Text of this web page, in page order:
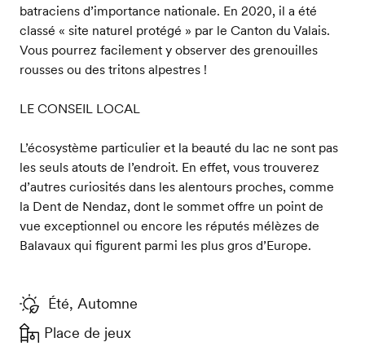
batraciens d’importance nationale. En 2020, il a été
classé « site naturel protégé » par le Canton du Valais.
Vous pourrez facilement y observer des grenouilles
rousses ou des tritons alpestres !
LE CONSEIL LOCAL
L’écosystème particulier et la beauté du lac ne sont pas
les seuls atouts de l’endroit. En effet, vous trouverez
d’autres curiosités dans les alentours proches, comme
la Dent de Nendaz, dont le sommet offre un point de
vue exceptionnel ou encore les réputés mélèzes de
Balavaux qui figurent parmi les plus gros d’Europe.
Été, Automne
Place de jeux